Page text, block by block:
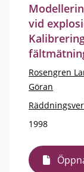
vid
Rosengren
Göran
1998